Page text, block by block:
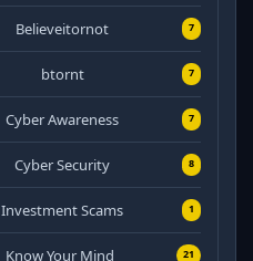
Believeitornot 7
btornt 7
Cyber Awareness 7
Cyber Security 8
Investment Scams 1
Know Your Mind 21